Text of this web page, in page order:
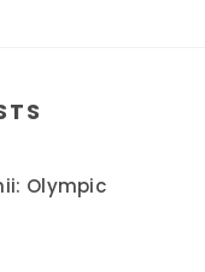
Olympic